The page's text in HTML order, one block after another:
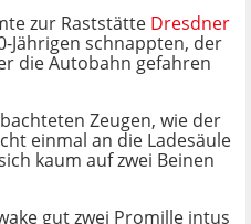
zur Raststätte Dresdner
Jährigen schnappten, der
die Autobahn gefahren
Zeugen, wie der
einmal an die Ladesäule
kaum auf zwei Beinen
gut zwei Promille intus